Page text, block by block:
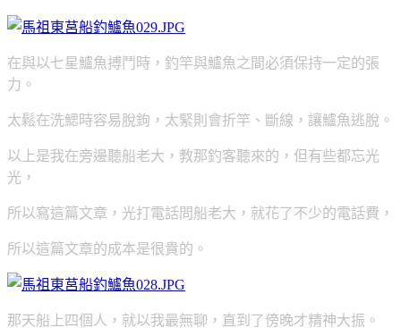
在與以七星鱸魚搏鬥時，釣竿與鱸魚之間必須保持一定的張
力。
太鬆在洗鰓時容易脫鉤，太緊則會折竿、斷線，讓鱸魚逃脫。
以上是我在旁邊聽船老大，教那釣客聽來的，但有些都忘光
光，
所以寫這篇文章，光打電話問船老大，就花了不少的電話費，
所以這篇文章的成本是很貴的。
那天船上四個人，就以我最無聊，直到了傍晚才精神大振。